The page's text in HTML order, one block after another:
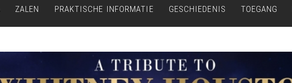
ZALEN PRAKTISCHE INFORMATIE GESCHIEDENIS TOEGANG